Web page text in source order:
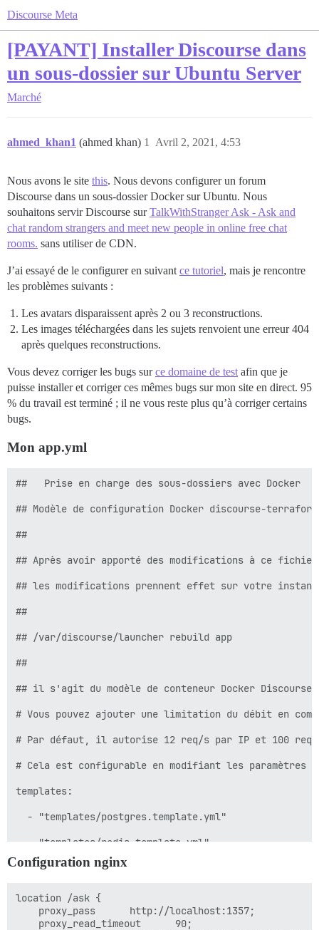
Discourse Meta
[PAYANT] Installer Discourse dans
un sous-dossier sur Ubuntu Server
Marché
ahmed_khan1 (ahmed khan) Avril 2, 2021, 4:53
1
Nous avons le site this. Nous devons configurer un forum
Discourse dans un sous-dossier Docker sur Ubuntu. Nous
souhaitons servir Discourse surTalkWithStranger Ask - Ask and
chat random strangers and meet new people in online free chat
rooms. sans utiliser de CDN.
J’ai essayé de le configurer en suivant ce tutoriel, mais je rencontre
les problèmes suivants :
Les avatars disparaissent après 2 ou 3 reconstructions.
Les images téléchargées dans les sujets renvoient une erreur 404
après quelques reconstructions.
Vous devez corriger les bugs surce domaine de test afin que je
puisse installer et corriger ces mêmes bugs sur mon site en direct. 95
% du travail est terminé ; il ne vous reste plus qu’à corriger certains
bugs.
Mon app.yml
##   Prise en charge des sous-dossiers avec Docker
## Modèle de configuration Docker discourse-terraform
##
## Après avoir apporté des modifications à ce
## les modifications prennent effet sur votre
##
## /var/discourse/launcher rebuild app
##
## il s'agit du modèle de conteneur Docker Discourse
# Vous pouvez ajouter une limitation du débit en
# Par défaut, il autorise 12 req/s par IP et 100 req/
# Cela est configurable en modifiant les paramètres
templates:
  - "templates/postgres.template.yml"
  - "templates/redis.template.yml"
  - "templates/web.template.yml"
  - "templates/sshd.template.yml"
## quels ports TCP/IP ce conteneur doit-il exposer ?
Configuration nginx
location /ask {
    proxy_pass      http://localhost:1357;
    proxy_read_timeout      90;